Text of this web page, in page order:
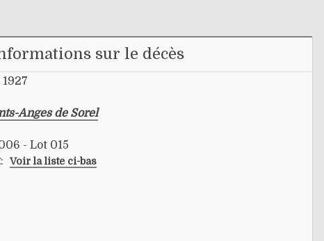
sur le décès
Anges de Sorel
- Lot 015
: Voir la liste ci-bas